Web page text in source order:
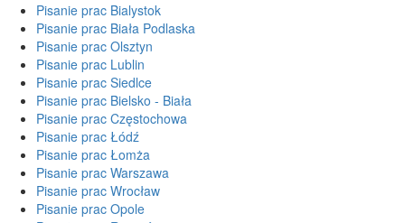
Pisanie prac Bialystok
Pisanie prac Biała Podlaska
Pisanie prac Olsztyn
Pisanie prac Lublin
Pisanie prac Siedlce
Pisanie prac Bielsko - Biała
Pisanie prac Częstochowa
Pisanie prac Łódź
Pisanie prac Łomża
Pisanie prac Warszawa
Pisanie prac Wrocław
Pisanie prac Opole